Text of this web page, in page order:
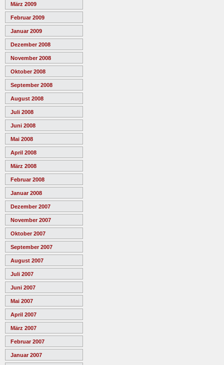
März 2009
Februar 2009
Januar 2009
Dezember 2008
November 2008
Oktober 2008
September 2008
August 2008
Juli 2008
Juni 2008
Mai 2008
April 2008
März 2008
Februar 2008
Januar 2008
Dezember 2007
November 2007
Oktober 2007
September 2007
August 2007
Juli 2007
Juni 2007
Mai 2007
April 2007
März 2007
Februar 2007
Januar 2007